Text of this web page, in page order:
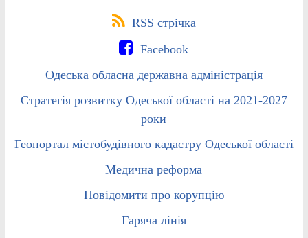
RSS стрічка
Facebook
Одеська обласна державна адміністрація
Стратегія розвитку Одеської області на 2021-2027
роки
Геопортал містобудівного кадастру Одеської області
Медична реформа
Повідомити про корупцію
Гаряча лінія